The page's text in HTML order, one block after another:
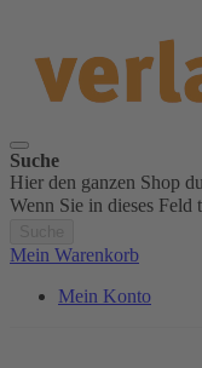
Suche
Hier den ganzen Shop
Wenn Sie in dieses
Mein Warenkorb
Mein Konto